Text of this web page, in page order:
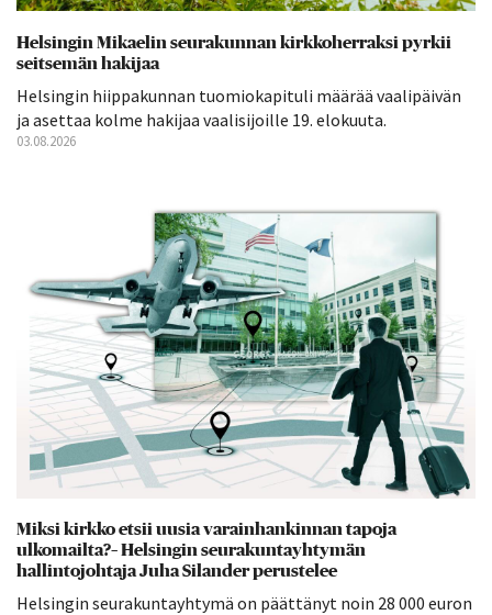
Helsingin Mikaelin seurakunnan kirkkoherraksi pyrkii
seitsemän hakijaa
Helsingin hiippakunnan tuomiokapituli määrää vaalipäivän
ja asettaa kolme hakijaa vaalisijoille 19. elokuuta.
03.08.2026
Miksi kirkko etsii uusia varainhankinnan tapoja
ulkomailta?– Helsingin seurakuntayhtymän
hallintojohtaja Juha Silander perustelee
Helsingin seurakuntayhtymä on päättänyt noin 28 000 euron